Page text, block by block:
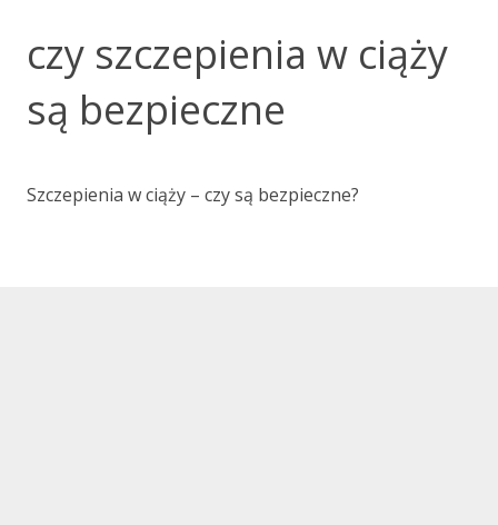
czy szczepienia w ciąży
są bezpieczne
Szczepienia w ciąży – czy są bezpieczne?